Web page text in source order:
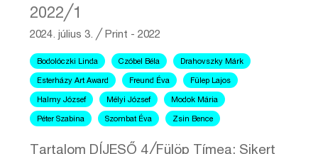
2022╱1
2024. július 3. ╱Print - 2022
Bodolóczki Linda Czóbel Béla Drahovszky Márk
Esterházy Art Award Freund Éva Fülep Lajos
Halmy József Mélyi József Modok Mária
Péter Szabina Szombat Éva Zsin Bence
Tartalom DÍJESŐ 4╱Fülöp Tímea: Sikert